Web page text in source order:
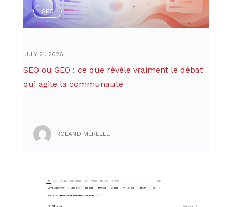
SEO
JULY 21, 2026
SEO ou GEO : ce que révèle vraiment le débat
qui agite la communauté
ROLAND MÉRELLE